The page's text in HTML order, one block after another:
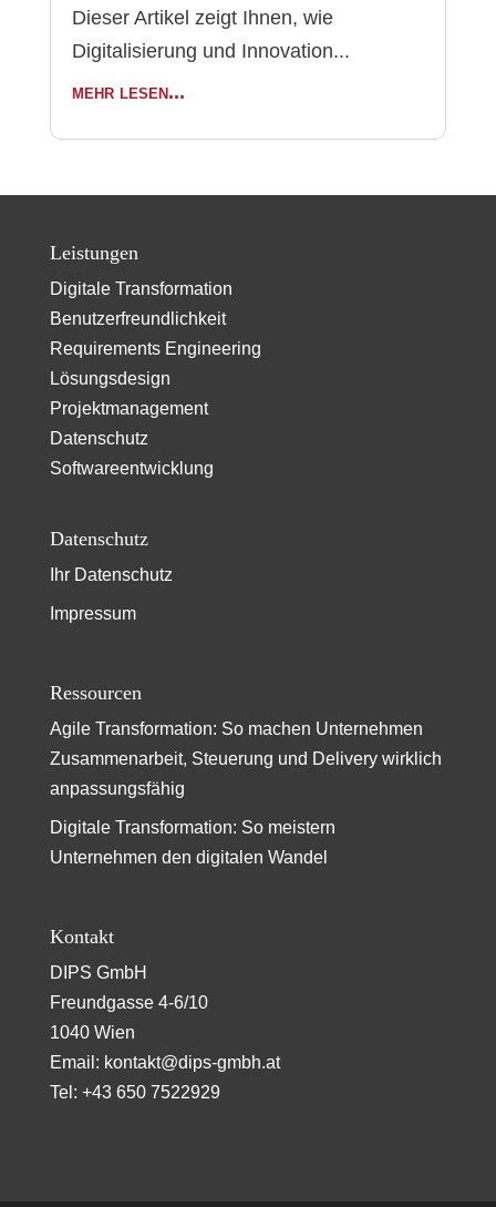
Dieser Artikel zeigt Ihnen, wie
Digitalisierung und Innovation...
mehr lesen...
Leistungen
Digitale Transformation
Benutzerfreundlichkeit
Requirements Engineering
Lösungsdesign
Projektmanagement
Datenschutz
Softwareentwicklung
Datenschutz
Ihr Datenschutz
Impressum
Ressourcen
Agile Transformation: So machen Unternehmen
Zusammenarbeit, Steuerung und Delivery wirklich
anpassungsfähig
Digitale Transformation: So meistern
Unternehmen den digitalen Wandel
Kontakt
DIPS GmbH
Freundgasse 4-6/10
1040 Wien
Email: kontakt@dips-gmbh.at
Tel: +43 650 7522929